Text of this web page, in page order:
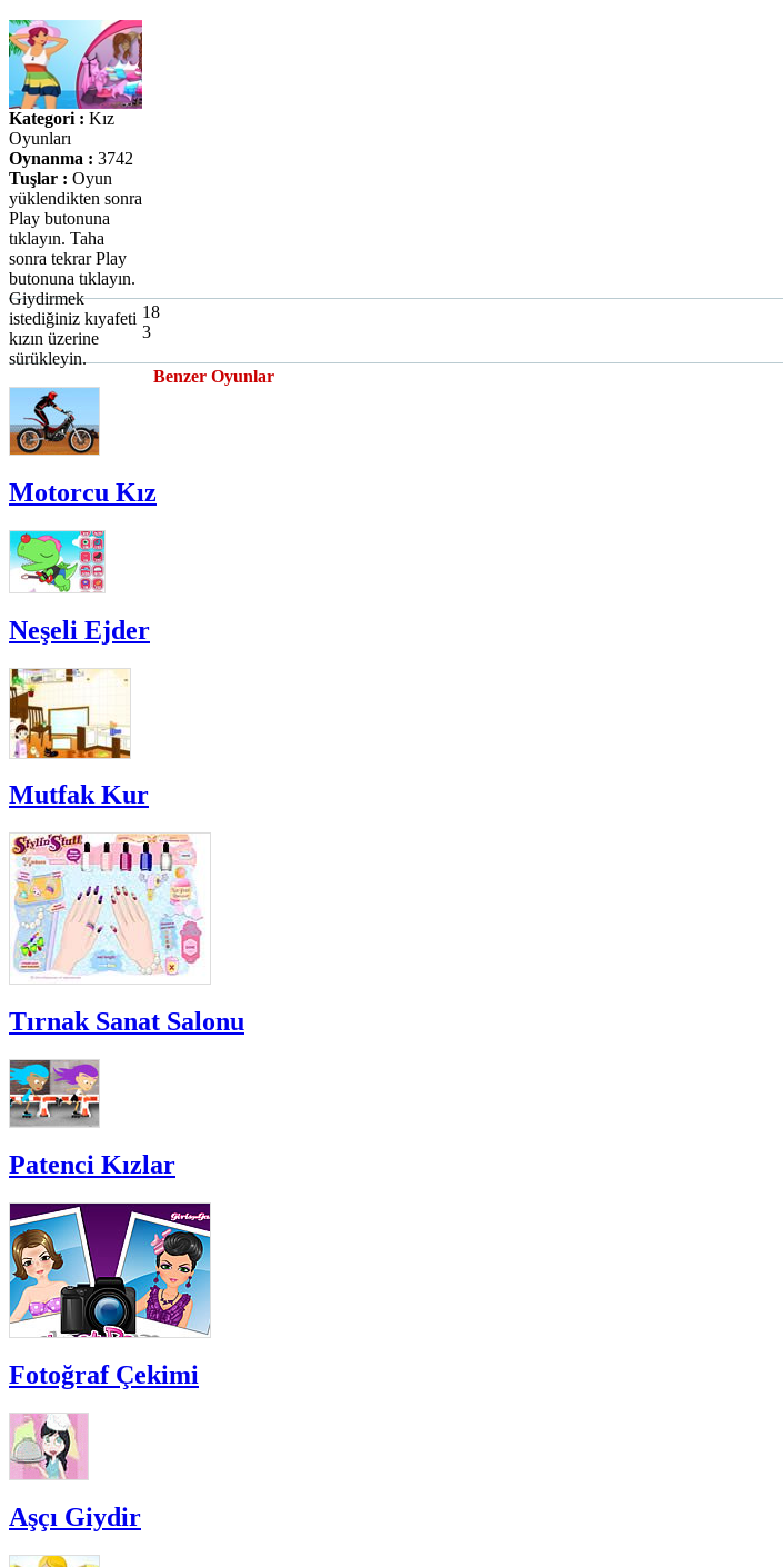
Kategori : Kız
Oyunları
Oynanma : 3742
Tuşlar : Oyun
yüklendikten sonra
Play butonuna
tıklayın. Taha
sonra tekrar Play
butonuna tıklayın.
Giydirmek
istediğiniz kıyafeti
kızın üzerine
sürükleyin.
18
3
Benzer Oyunlar
Motorcu Kız
Neşeli Ejder
Mutfak Kur
Tırnak Sanat Salonu
Patenci Kızlar
Fotoğraf Çekimi
Aşçı Giydir